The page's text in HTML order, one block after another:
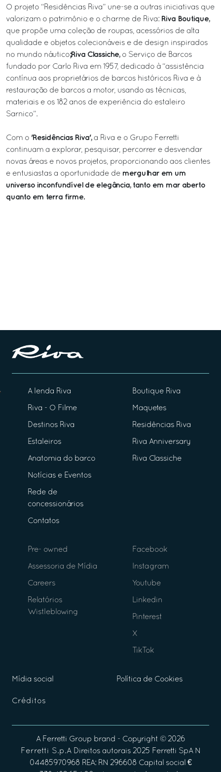
O projeto “Residências Riva” une-se a outras iniciativas que
valorizam o patrimônio e o charme de Riva: Riva Boutique,
que propõe uma coleção de roupas, acessórios de alta
qualidade e objetos colecionáveis e de design inspirados
no mundo náutico; Riva Classiche,o Serviço de Barcos
fundado por Carlo Riva em 1957, dedicado à “assistência
contínua aos proprietários de barcos históricos Riva e à
restauração de barcos a motor, usando as técnicas,
materiais e os 182 anos de experiência do estaleiro
Sarnico”.
Com o 'Residências Riva',a Riva e o Grupo Ferretti
continuam a explorar, pesquisar, percorrer e desvendar
novas áreas e novos projetos, proporcionando aos clientes
e entusiastas a oportunidade de mergulhar em um
universo inconfundível de elegância, tanto em mar aberto
quanto em terra firme.
A lenda Riva
Riva - O Filme
Destinos Riva
Estaleiros
Anatomia do barco
Notícias e Eventos
Rede de
concessionários
Contatos
Boutique Riva
Maquetes
Residências Riva
Riva Anniversary
Riva Classiche
Pre- owned
Assessoria de Mídia
Careers
Relatórios
Wistleblowing
Facebook
Instagram
Youtube
Linkedin
Pinterest
X
TikTok
Mídia social Política de Cookies
Créditos
A Ferretti Group brand - Copyright © 2026
Ferretti S.p.A Direitos autorais 2025 Ferretti SpA N
04485970968 REA: RN 296608 Capital social €